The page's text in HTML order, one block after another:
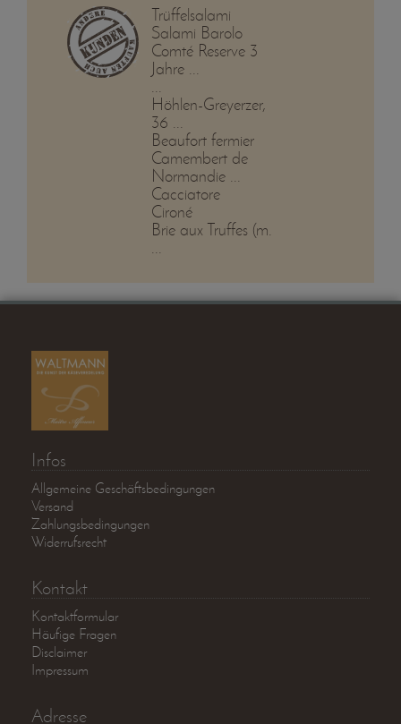
Trüffelsalami
Salami Barolo
Comté Reserve 3
Jahre ...
...
Höhlen-Greyerzer,
36 ...
Beaufort fermier
Camembert de
Normandie ...
Cacciatore
Cironé
Brie aux Truffes (m.
...
Infos
Allgemeine Geschäftsbedingungen
Versand
Zahlungsbedingungen
Widerrufsrecht
Kontakt
Kontaktformular
Häufige Fragen
Disclaimer
Impressum
Adresse